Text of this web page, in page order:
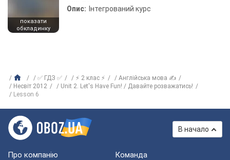
показати
обкладинку
Опис: Інтегрований курс
✅ ГДЗ ✅ ⚡ 2 клас ⚡
Англійська мова ✍
Несвіт 2012
Unit 2. Let's Have Fun! / Давайте розважатись!
Lesson 6
В начало
Про компанію Команда